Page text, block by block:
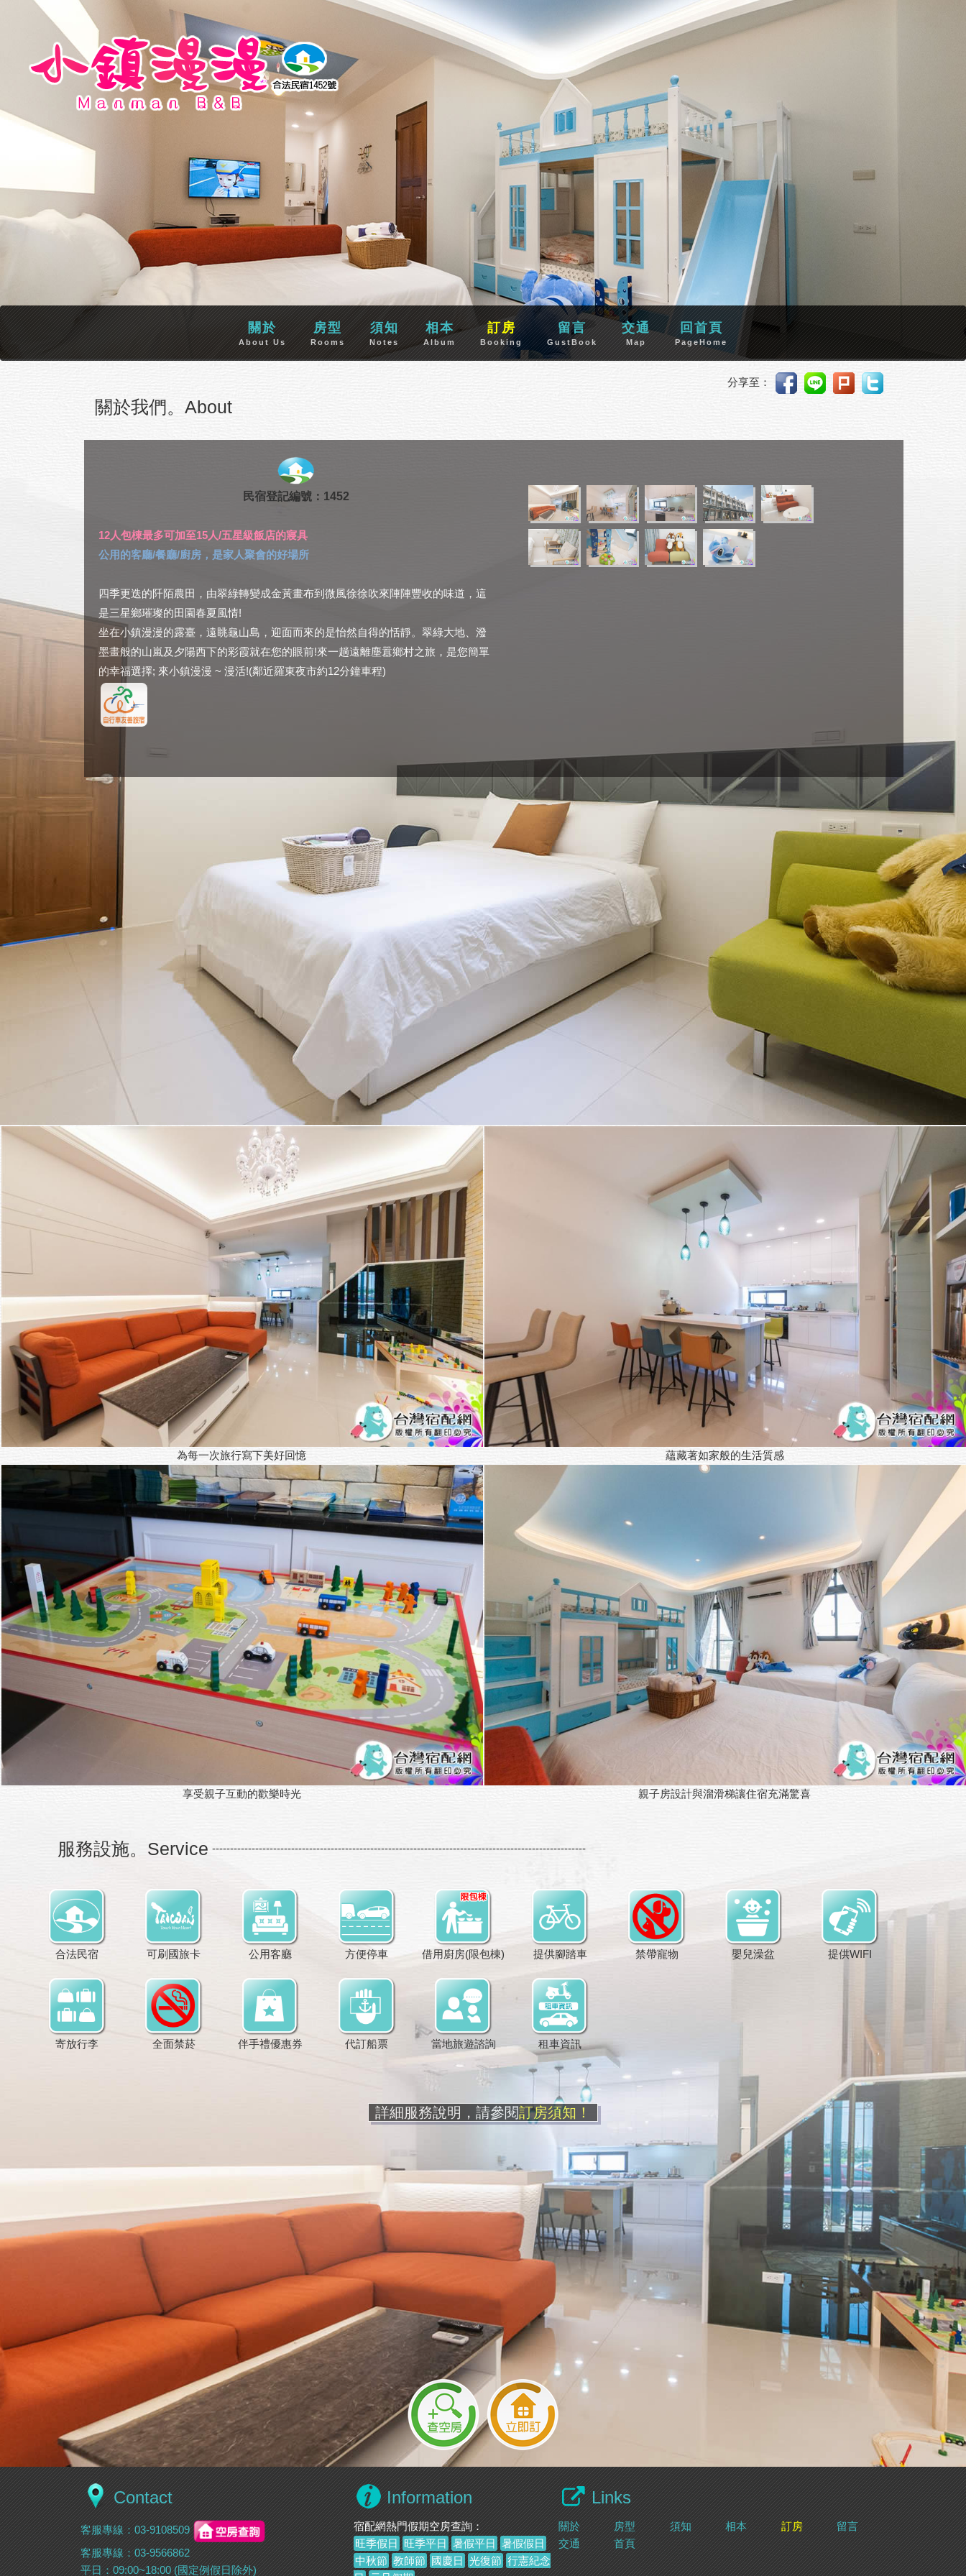
關於
About Us
房型
Rooms
須知
Notes
相本
Album
訂房
Booking
留言
GustBook
交通
Map
回首頁
PageHome
分享至：
關於我們。About
民宿登記編號：1452
12人包棟最多可加至15人/五星級飯店的寢具
公用的客廳/餐廳/廚房，是家人聚會的好場所
四季更迭的阡陌農田，由翠綠轉變成金黃畫布到微風徐徐吹來陣陣豐收的味道，這
是三星鄉璀璨的田園春夏風情!
坐在小鎮漫漫的露臺，遠眺龜山島，迎面而來的是怡然自得的恬靜。翠綠大地、潑
墨畫般的山嵐及夕陽西下的彩霞就在您的眼前!來一趟遠離塵囂鄉村之旅，是您簡單
的幸福選擇; 來小鎮漫漫 ~ 漫活!(鄰近羅東夜市約12分鐘車程)
為每一次旅行寫下美好回憶 蘊藏著如家般的生活質感
享受親子互動的歡樂時光 親子房設計與溜滑梯讓住宿充滿驚喜
服務設施。Service --------------------------------------------------------------------------------------------------------
合法民宿 可刷國旅卡 公用客廳 方便停車 借用廚房(限包棟) 提供腳踏車 禁帶寵物 嬰兒澡盆 提供WIFI
寄放行李 全面禁菸 伴手禮優惠券 代訂船票 當地旅遊諮詢 租車資訊
詳細服務說明，請參閱訂房須知！
Contact
客服專線： 03-9108509
客服專線： 03-9566862
平日：09:00~18:00 (國定例假日除外)
Information
宿配網熱門假期空房查詢：
旺季假日
旺季平日 暑假平日 暑假假日
中秋節 教師節 國慶日 光復節 行憲紀念
Links
關於 房型 須知 相本 訂房
留言
交通
首頁